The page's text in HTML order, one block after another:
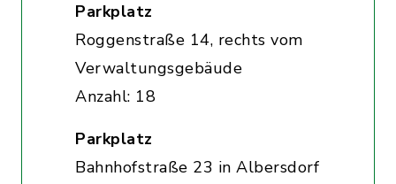
Parkplatz
Roggenstraße 14, rechts vom
Verwaltungsgebäude
Anzahl: 18
Parkplatz
Bahnhofstraße 23 in Albersdorf